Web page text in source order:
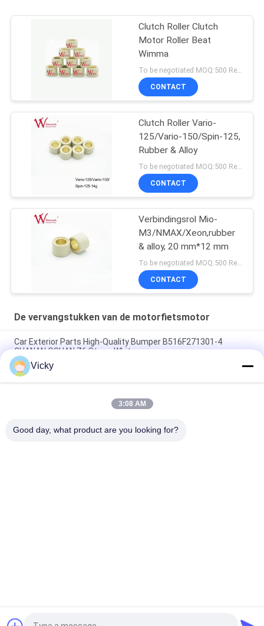
Clutch Roller Clutch
Motor Roller Beat
Wimma
To be negotiated MOQ:500 Reeksen
CONTACT
Clutch Roller Vario-
125/Vario-150/Spin-125,
Rubber & Alloy
CONTACT
Verbindingsrol Mio-
M3/NMAX/Xeon,rubber
& alloy, 20 mm*12 mm
CONTACT
De vervangstukken van de motorfietsmotor
Car Exterior Parts High-Quality Bumper B516F271301-4
CHANAN OSHAN​ Z6 Starry White
Startmotor Honda EX5 Motorfiets motor onderdelen
goedkoop groothandel met hoge prestaties
Motorfietsversteker voor CPR8EAIX-9 China Leveranciers
Vicky
3:08 AM
Good day, what product are you looking for?